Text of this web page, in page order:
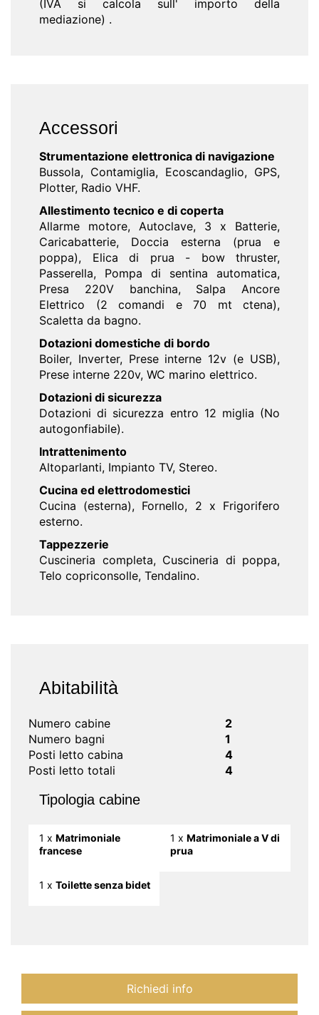
(IVA si calcola sull' importo della
mediazione) .
Accessori
Strumentazione elettronica di navigazione
Bussola, Contamiglia, Ecoscandaglio, GPS,
Plotter, Radio VHF.
Allestimento tecnico e di coperta
Allarme motore, Autoclave, 3 x Batterie,
Caricabatterie, Doccia esterna (prua e
poppa), Elica di prua - bow thruster,
Passerella, Pompa di sentina automatica,
Presa 220V banchina, Salpa Ancore
Elettrico (2 comandi e 70 mt ctena),
Scaletta da bagno.
Dotazioni domestiche di bordo
Boiler, Inverter, Prese interne 12v (e USB),
Prese interne 220v, WC marino elettrico.
Dotazioni di sicurezza
Dotazioni di sicurezza entro 12 miglia (No
autogonfiabile).
Intrattenimento
Altoparlanti, Impianto TV, Stereo.
Cucina ed elettrodomestici
Cucina (esterna), Fornello, 2 x Frigorifero
esterno.
Tappezzerie
Cuscineria completa, Cuscineria di poppa,
Telo copriconsolle, Tendalino.
Abitabilità
Numero cabine
2
Numero bagni
1
Posti letto cabina
4
Posti letto totali
4
Tipologia cabine
1 x Matrimoniale
francese
1 x Matrimoniale a V di
prua
1 x Toilette senza bidet
Richiedi info